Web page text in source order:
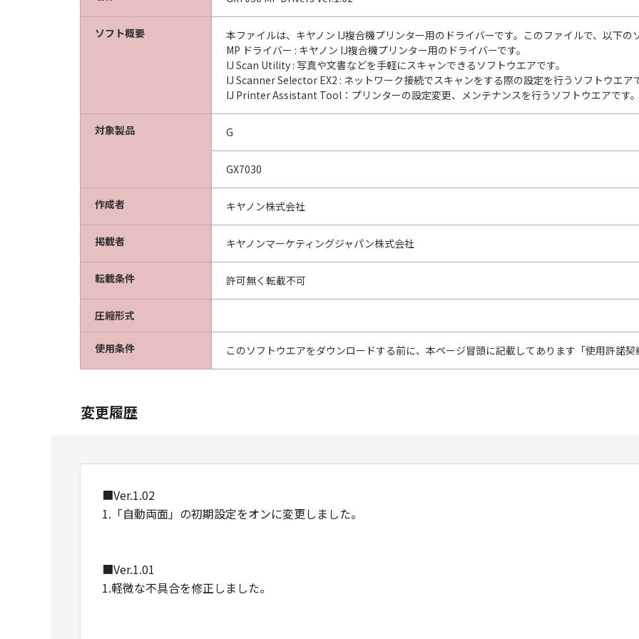
ソフト概要
本ファイルは、キヤノン IJ複合機プリンター用のドライバーです。このファイルで、以下
MP ドライバー : キヤノン IJ複合機プリンター用のドライバーです。
IJ Scan Utility : 写真や文書などを手軽にスキャンできるソフトウエアです。
IJ Scanner Selector EX2 : ネットワーク接続でスキャンをする際の設定を行うソフトウエア
IJ Printer Assistant Tool：プリンターの設定変更、メンテナンスを行うソフトウエアです
対象製品 G
GX7030
作成者 キヤノン株式会社
掲載者 キヤノンマーケティングジャパン株式会社
転載条件 許可無く転載不可
圧縮形式
使用条件 このソフトウエアをダウンロードする前に、本ページ冒頭に記載してあります「使用許諾
変更履歴
■Ver.1.02
1.「自動両面」の初期設定をオンに変更しました。
■Ver.1.01
1.軽微な不具合を修正しました。